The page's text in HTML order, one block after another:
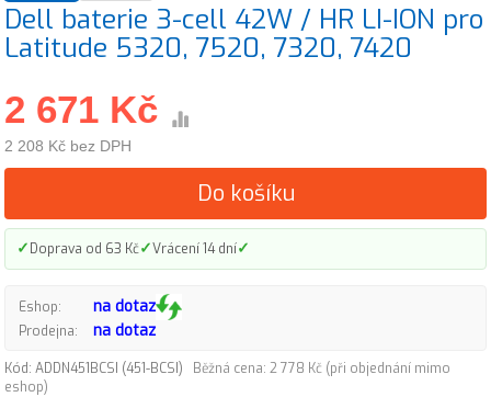
Dell baterie 3-cell 42W / HR LI-ION pro
Latitude 5320, 7520, 7320, 7420
2 671 Kč
2 208 Kč bez DPH
Do košíku
✓Doprava od 63 Kč✓Vrácení 14 dní✓
Eshop: na dotaz
Prodejna: na dotaz
Kód: ADDN451BCSI (451-BCSI)
Běžná cena: 2 778 Kč (při objednání mimo
eshop)